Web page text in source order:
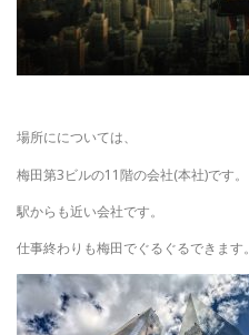
場所にについては、
梅田第3ビルの11階の会社(本社)です。
駅からも近い会社です。
仕事終わりも梅田でぐるぐるできます。